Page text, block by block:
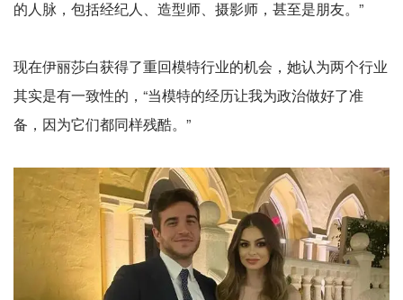
的人脉，包括经纪人、造型师、摄影师，甚至是朋友。”
现在伊丽莎白获得了重回模特行业的机会，她认为两个行业
其实是有一致性的，“当模特的经历让我为政治做好了准
备，因为它们都同样残酷。”